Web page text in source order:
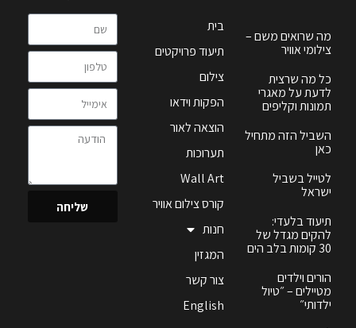
מה שרואים משם –
צילומי אוויר
כל מה שרצית
לדעת על מאגרי
תמונות וקליפים
השביל הזה מתחיל
כאן
לטייל בשביל
ישראל
תיעוד בלעדי:
להקים מגדל של
30 קומות בלב הים
הורים וילדים
מטיילים – ״טיול
ילדותי״
בית
תיעוד פרויקטים
צילום
הפקות וידאו
הוצאה לאור
תערוכות
Wall Art
קורס צילום אוויר
חנות
המגזין
צור קשר
English
שליחה